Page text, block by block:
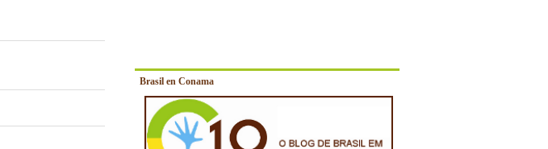
Brasil en Conama